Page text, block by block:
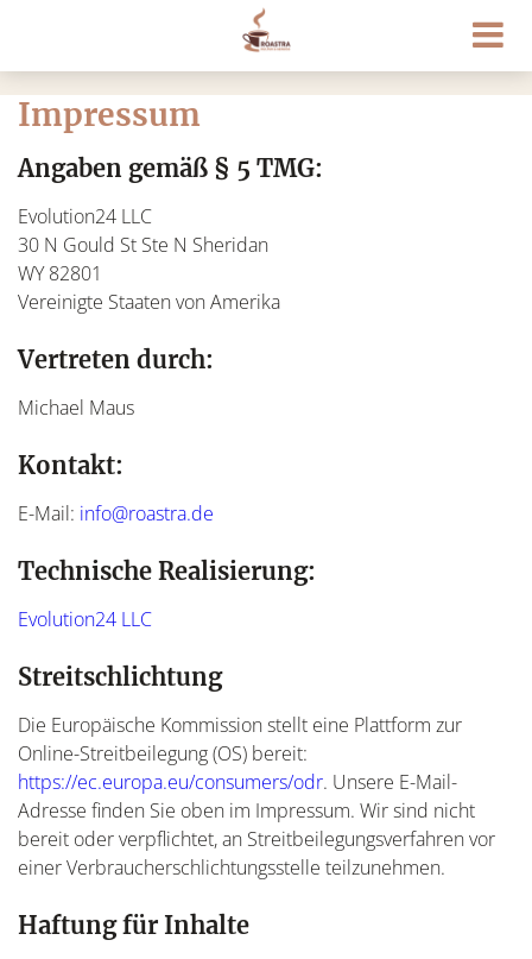
Impressum
Angaben gemäß § 5 TMG:
Evolution24 LLC
30 N Gould St Ste N Sheridan
WY 82801
Vereinigte Staaten von Amerika
Vertreten durch:
Michael Maus
Kontakt:
E-Mail: info@roastra.de
Technische Realisierung:
Evolution24 LLC
Streitschlichtung
Die Europäische Kommission stellt eine Plattform zur
Online-Streitbeilegung (OS) bereit:
https://ec.europa.eu/consumers/odr. Unsere E-Mail-
Adresse finden Sie oben im Impressum. Wir sind nicht
bereit oder verpflichtet, an Streitbeilegungsverfahren vor
einer Verbraucherschlichtungsstelle teilzunehmen.
Haftung für Inhalte